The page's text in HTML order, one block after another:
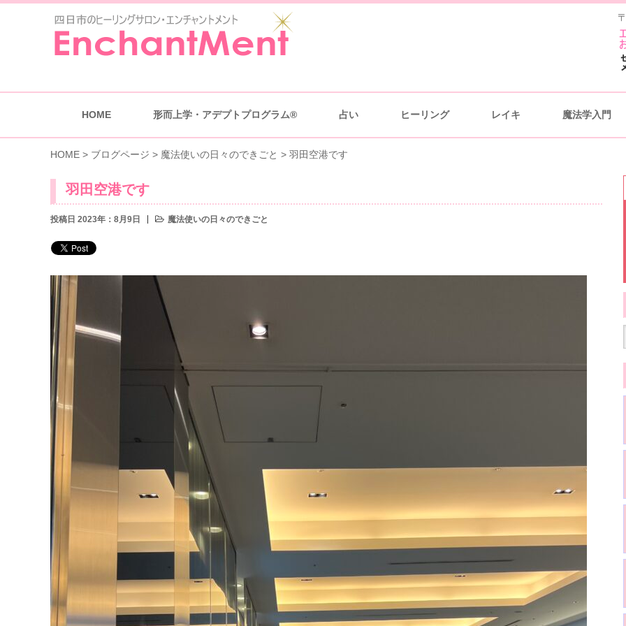
HOME 形而上学・アデプトプログラム® 占い ヒーリング レイキ 魔法学入門
HOME > ブログページ > 魔法使いの日々のできごと > 羽田空港です
羽田空港です
投稿日 2023年：8月9日 魔法使いの日々のできごと